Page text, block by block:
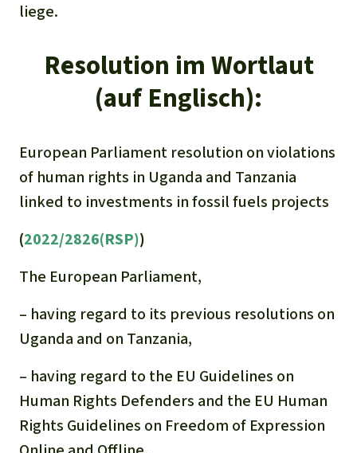
liege.
Resolution im Wortlaut
(auf Englisch):
European Parliament resolution on violations
of human rights in Uganda and Tanzania
linked to investments in fossil fuels projects
(2022/2826(RSP))
The European Parliament,
– having regard to its previous resolutions on
Uganda and on Tanzania,
– having regard to the EU Guidelines on
Human Rights Defenders and the EU Human
Rights Guidelines on Freedom of Expression